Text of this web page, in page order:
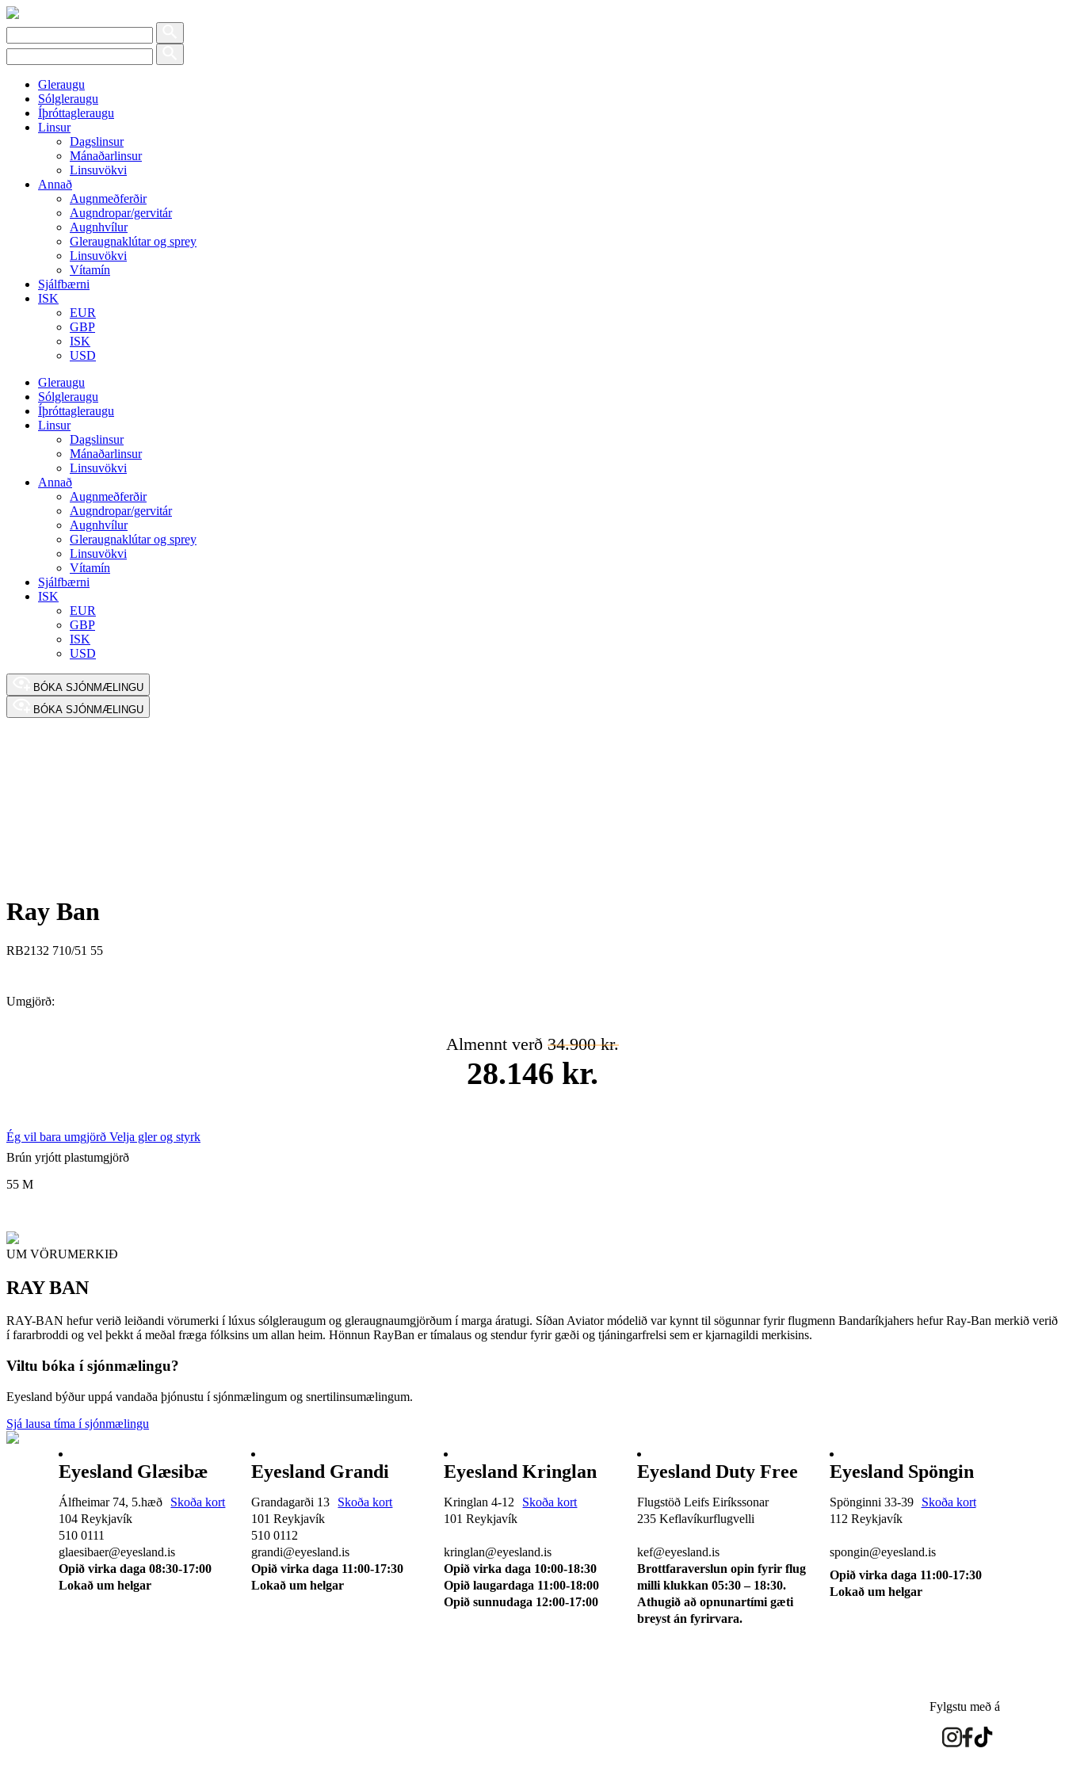
Gleraugu
Sólgleraugu
Íþróttagleraugu
Linsur
Dagslinsur
Mánaðarlinsur
Linsuvökvi
Annað
Augnmeðferðir
Augndropar/gervitár
Augnhvílur
Gleraugnaklútar og sprey
Linsuvökvi
Vítamín
Sjálfbærni
ISK
EUR
GBP
ISK
USD
Gleraugu
Sólgleraugu
Íþróttagleraugu
Linsur
Dagslinsur
Mánaðarlinsur
Linsuvökvi
Annað
Augnmeðferðir
Augndropar/gervitár
Augnhvílur
Gleraugnaklútar og sprey
Linsuvökvi
Vítamín
Sjálfbærni
ISK
EUR
GBP
ISK
USD
BÓKA SJÓNMÆLINGU
BÓKA SJÓNMÆLINGU
Ray Ban
RB2132 710/51 55
Umgjörð:
Almennt verð 34.900 kr.
28.146 kr.
Ég vil bara umgjörð Velja gler og styrk
Brún yrjótt plastumgjörð
55 M
UM VÖRUMERKIÐ
RAY BAN
RAY-BAN hefur verið leiðandi vörumerki í lúxus sólgleraugum og gleraugnaumgjörðum í marga áratugi. Síðan Aviator módelið var kynnt til sögunnar fyrir flugmenn Bandaríkjahers hefur Ray-Ban merkið verið
í fararbroddi og vel þekkt á meðal fræga fólksins um allan heim. Hönnun RayBan er tímalaus og stendur fyrir gæði og tjáningarfrelsi sem er kjarnagildi merkisins.
Viltu bóka í sjónmælingu?
Eyesland býður uppá vandaða þjónustu í sjónmælingum og snertilinsumælingum.
Sjá lausa tíma í sjónmælingu
Eyesland Glæsibæ
Álfheimar 74, 5.hæð
Skoða kort
104 Reykjavík
510 0111
glaesibaer@eyesland.is
Opið virka daga 08:30-17:00
Lokað um helgar
Eyesland Grandi
Grandagarði 13
Skoða kort
101 Reykjavík
510 0112
grandi@eyesland.is
Opið virka daga 11:00-17:30
Lokað um helgar
Eyesland Kringlan
Kringlan 4-12
Skoða kort
101 Reykjavík
kringlan@eyesland.is
Opið virka daga 10:00-18:30
Opið laugardaga 11:00-18:00
Opið sunnudaga 12:00-17:00
Eyesland Duty Free
Flugstöð Leifs Eiríkssonar
235 Keflavíkurflugvelli
kef@eyesland.is
Brottfaraverslun opin fyrir flug
milli klukkan 05:30 – 18:30.
Athugið að opnunartími gæti
breyst án fyrirvara.
Eyesland Spöngin
Spönginni 33-39
Skoða kort
112 Reykjavík
spongin@eyesland.is
Opið virka daga 11:00-17:30
Lokað um helgar
Fylgstu með á